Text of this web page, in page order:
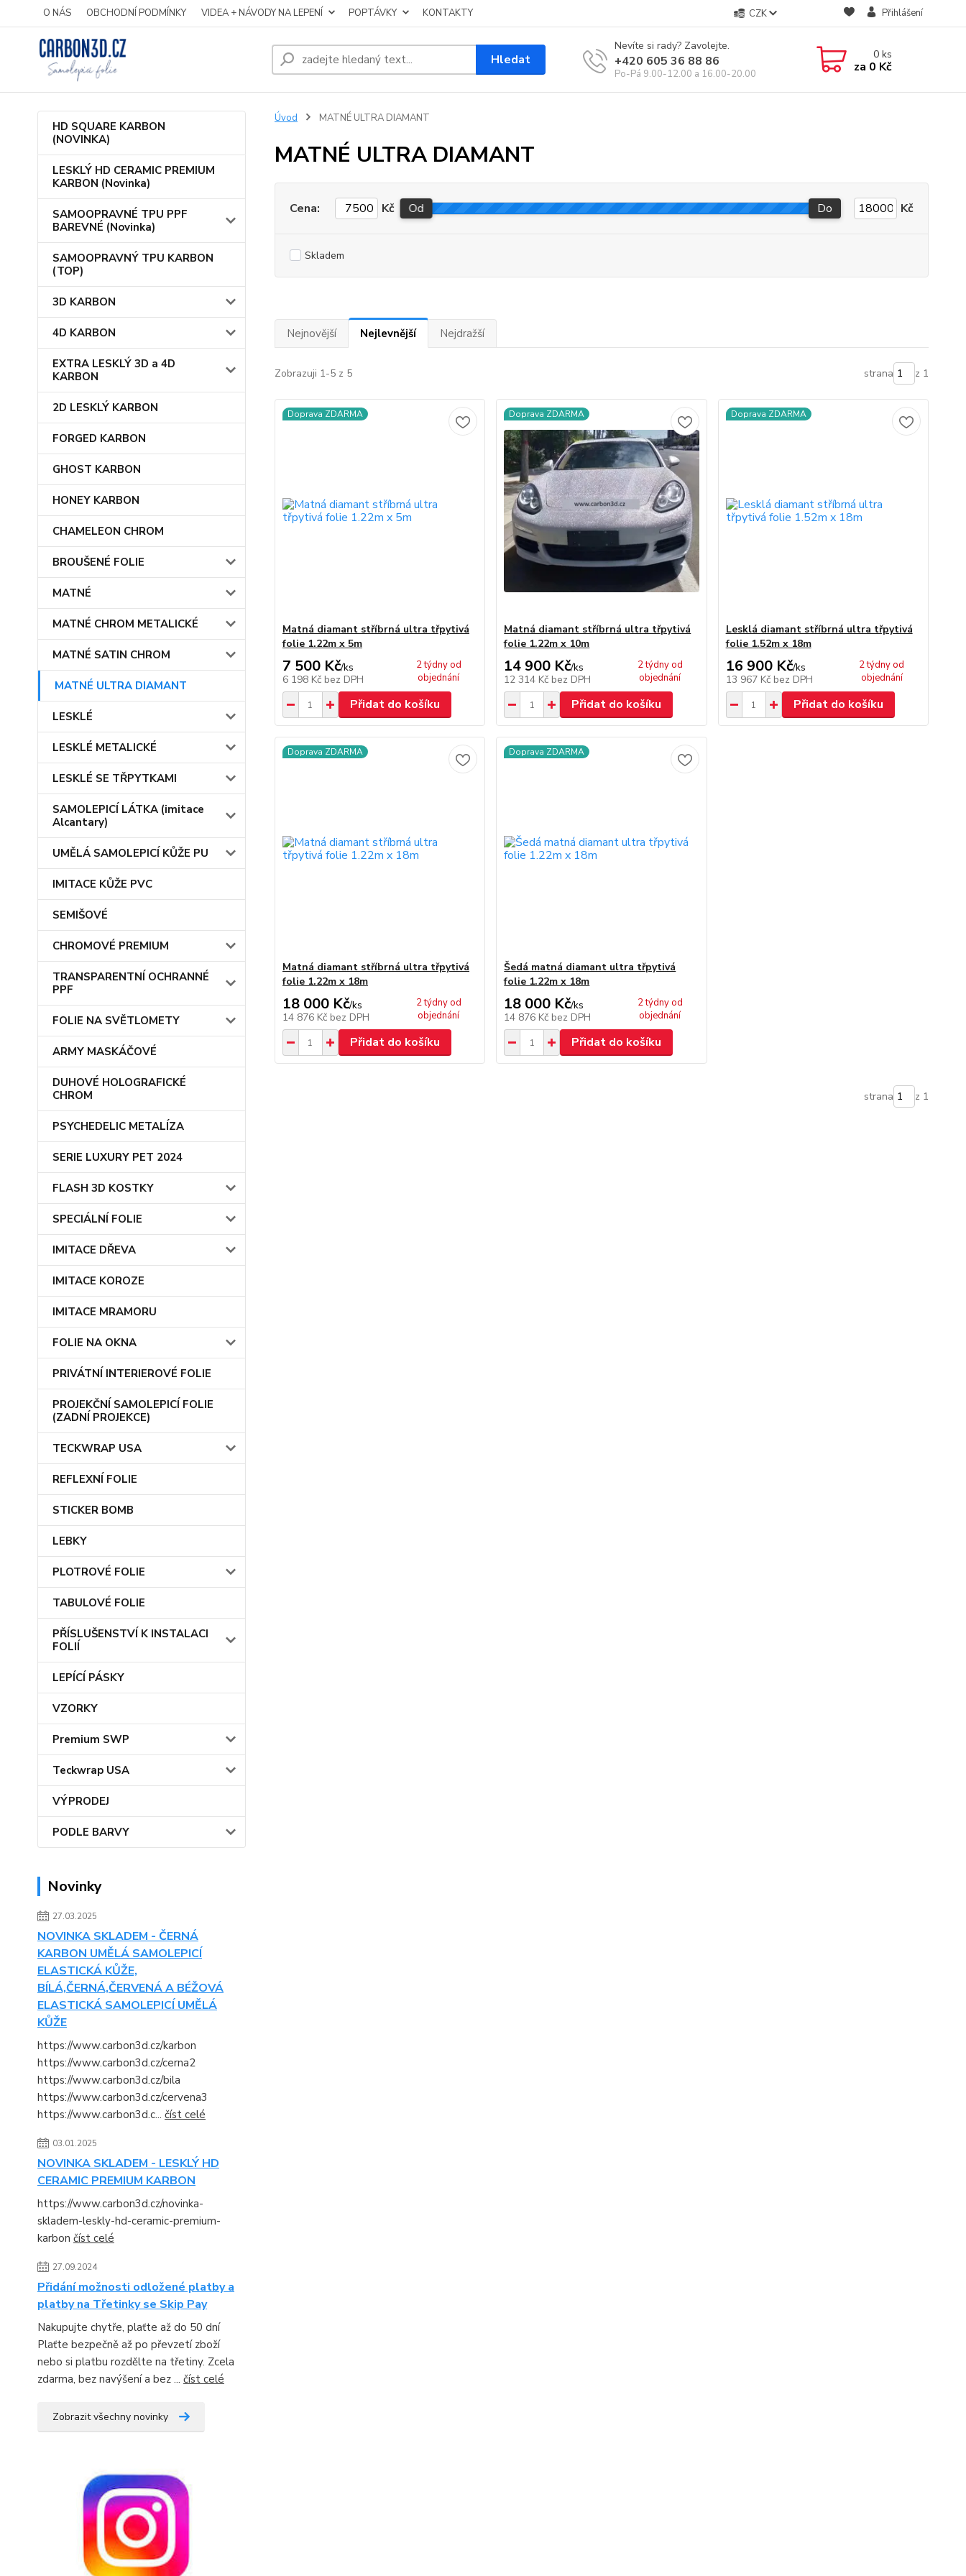
O NÁS OBCHODNÍ PODMÍNKY VIDEA + NÁVODY NA LEPENÍ POPTÁVKY KONTAKTY CZK Přihlášení
Hledat
Nevíte si rady? Zavolejte.
+420 605 36 88 86
Po-Pá 9.00-12.00 a 16.00-20.00
0ks
za 0 Kč
HD SQUARE KARBON
(NOVINKA)
LESKLÝ HD CERAMIC PREMIUM
KARBON (Novinka)
SAMOOPRAVNÉ TPU PPF
BAREVNÉ (Novinka)
SAMOOPRAVNÝ TPU KARBON
(TOP)
3D KARBON
4D KARBON
EXTRA LESKLÝ 3D a 4D
KARBON
2D LESKLÝ KARBON
FORGED KARBON
GHOST KARBON
HONEY KARBON
CHAMELEON CHROM
BROUŠENÉ FOLIE
MATNÉ
MATNÉ CHROM METALICKÉ
MATNÉ SATIN CHROM
MATNÉ ULTRA DIAMANT
LESKLÉ
LESKLÉ METALICKÉ
LESKLÉ SE TŘPYTKAMI
SAMOLEPICÍ LÁTKA (imitace
Alcantary)
UMĚLÁ SAMOLEPICÍ KŮŽE PU
IMITACE KŮŽE PVC
SEMIŠOVÉ
CHROMOVÉ PREMIUM
TRANSPARENTNÍ OCHRANNÉ
PPF
FOLIE NA SVĚTLOMETY
ARMY MASKÁČOVÉ
DUHOVÉ HOLOGRAFICKÉ
CHROM
PSYCHEDELIC METALÍZA
SERIE LUXURY PET 2024
FLASH 3D KOSTKY
SPECIÁLNÍ FOLIE
IMITACE DŘEVA
IMITACE KOROZE
IMITACE MRAMORU
FOLIE NA OKNA
PRIVÁTNÍ INTERIEROVÉ FOLIE
PROJEKČNÍ SAMOLEPICÍ FOLIE
(ZADNÍ PROJEKCE)
TECKWRAP USA
REFLEXNÍ FOLIE
STICKER BOMB
LEBKY
PLOTROVÉ FOLIE
TABULOVÉ FOLIE
PŘÍSLUŠENSTVÍ K INSTALACI
FOLIÍ
LEPÍCÍ PÁSKY
VZORKY
Premium SWP
Teckwrap USA
VÝPRODEJ
PODLE BARVY
Novinky
27.03.2025
NOVINKA SKLADEM - ČERNÁ
KARBON UMĚLÁ SAMOLEPICÍ
ELASTICKÁ KŮŽE,
BÍLÁ,ČERNÁ,ČERVENÁ A BÉŽOVÁ
ELASTICKÁ SAMOLEPICÍ UMĚLÁ
KŮŽE
https://www.carbon3d.cz/karbon
https://www.carbon3d.cz/cerna2
https://www.carbon3d.cz/bila
https://www.carbon3d.cz/cervena3
https://www.carbon3d.c... číst celé
03.01.2025
NOVINKA SKLADEM - LESKLÝ HD
CERAMIC PREMIUM KARBON
https://www.carbon3d.cz/novinka-
skladem-leskly-hd-ceramic-premium-
karbon číst celé
27.09.2024
Přidání možnosti odložené platby a
platby na Třetinky se Skip Pay
Nakupujte chytře, plaťte až do 50 dní
Plaťte bezpečně až po převzetí zboží
nebo si platbu rozdělte na třetiny. Zcela
zdarma, bez navýšení a bez ... číst celé
Zobrazit všechny novinky
Úvod MATNÉ ULTRA DIAMANT
MATNÉ ULTRA DIAMANT
Cena: Kč Od Do Kč
Skladem
Nejnovější Nejlevnější Nejdražší
Zobrazuji 1-5 z 5 strana z 1
Doprava ZDARMA
Matná diamant stříbrná ultra třpytivá
folie 1.22m x 5m
7 500 Kč/ks
6 198 Kč bez DPH
2 týdny od
objednání
Přidat do košíku
Doprava ZDARMA
Matná diamant stříbrná ultra třpytivá
folie 1.22m x 10m
14 900 Kč/ks
12 314 Kč bez DPH
2 týdny od
objednání
Přidat do košíku
Doprava ZDARMA
Lesklá diamant stříbrná ultra třpytivá
folie 1.52m x 18m
16 900 Kč/ks
13 967 Kč bez DPH
2 týdny od
objednání
Přidat do košíku
Doprava ZDARMA
Matná diamant stříbrná ultra třpytivá
folie 1.22m x 18m
18 000 Kč/ks
14 876 Kč bez DPH
2 týdny od
objednání
Přidat do košíku
Doprava ZDARMA
Šedá matná diamant ultra třpytivá
folie 1.22m x 18m
18 000 Kč/ks
14 876 Kč bez DPH
2 týdny od
objednání
Přidat do košíku
strana z 1